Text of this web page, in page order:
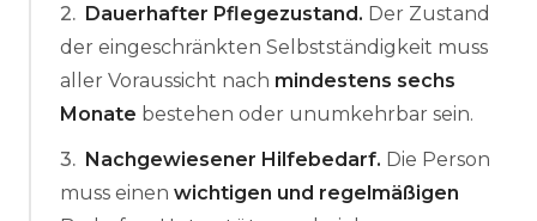
2. Dauerhafter Pflegezustand. Der Zustand
der eingeschränkten Selbstständigkeit muss
aller Voraussicht nach mindestens sechs
Monate bestehen oder unumkehrbar sein.
3. Nachgewiesener Hilfebedarf. Die Person
muss einen wichtigen und regelmäßigen